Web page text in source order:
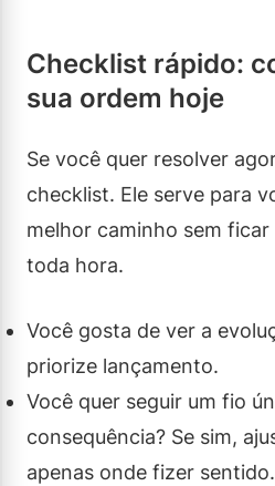
Checklist rápido:
sua ordem hoje
Se você quer resolver
checklist. Ele serve para
melhor caminho sem ficar
toda hora.
Você gosta de ver a
priorize lançamento.
Você quer seguir um fio
consequência? Se sim,
apenas onde fizer sentido.